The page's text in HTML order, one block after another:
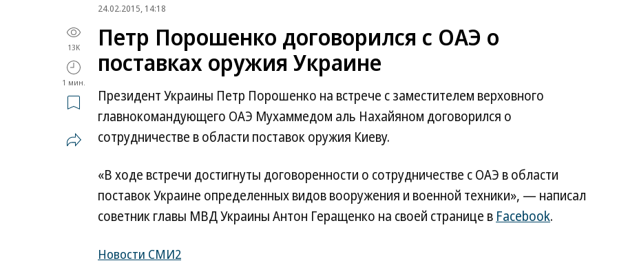
24.02.2015, 14:18
13K
1 мин.
Петр Порошенко договорился с ОАЭ о
поставках оружия Украине
Президент Украины Петр Порошенко на встрече с заместителем верховного
главнокомандующего ОАЭ Мухаммедом аль Нахайяном договорился о
сотрудничестве в области поставок оружия Киеву.
«В ходе встречи достигнуты договоренности о сотрудничестве с ОАЭ в области
поставок Украине определенных видов вооружения и военной техники», — написал
советник главы МВД Украины Антон Геращенко на своей странице в Facebook.
Новости СМИ2